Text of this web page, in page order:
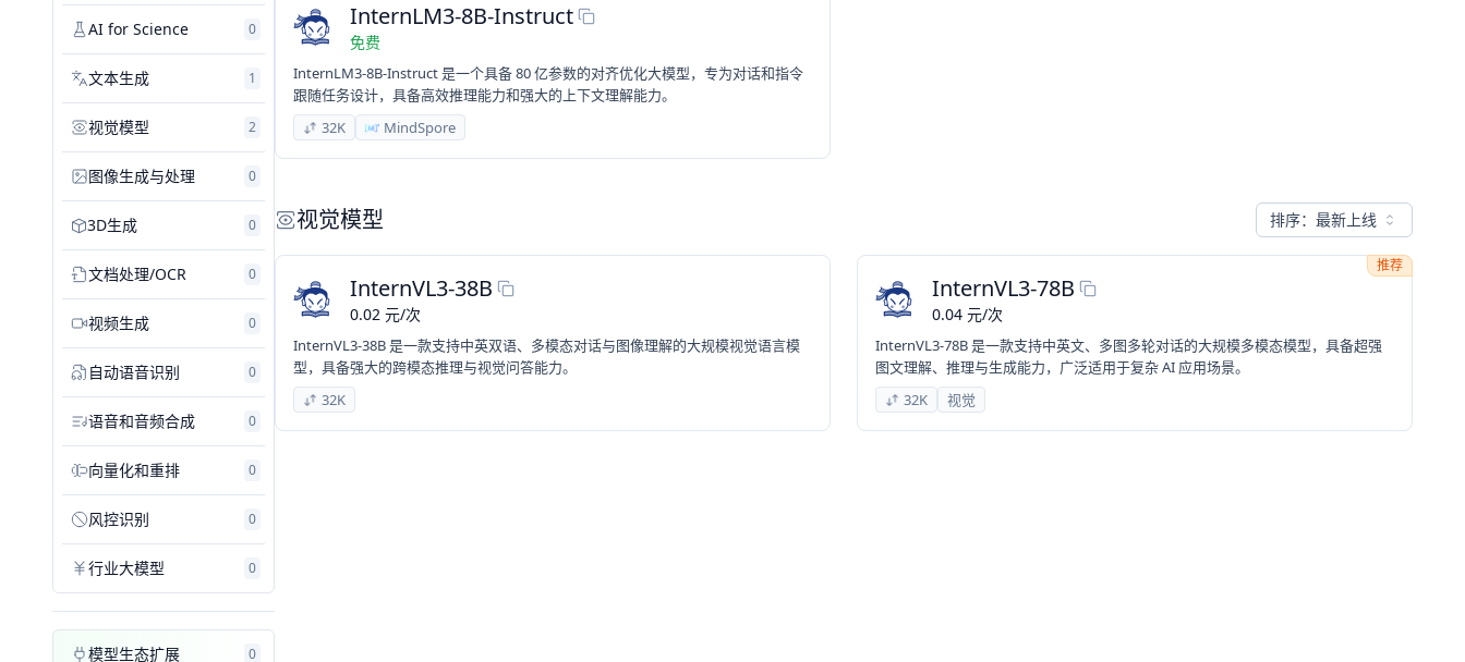
AI for Science 0
文本生成 1
视觉模型 2
图像生成与处理 0
3D生成 0
文档处理/OCR 0
视频生成 0
自动语音识别 0
语音和音频合成 0
向量化和重排 0
风控识别 0
行业大模型 0
模型生态扩展 0
InternLM3-8B-Instruct
免费
InternLM3-8B-Instruct 是一个具备 80 亿参数的对齐优化大模型，专为对话和指令
跟随任务设计，具备高效推理能力和强大的上下文理解能力。
32K
MindSpore
视觉模型 排序： 最新上线
InternVL3-38B
0.02 元/次
InternVL3-38B 是一款支持中英双语、多模态对话与图像理解的大规模视觉语言模
型，具备强大的跨模态推理与视觉问答能力。
32K
推荐
InternVL3-78B
0.04 元/次
InternVL3-78B 是一款支持中英文、多图多轮对话的大规模多模态模型，具备超强
图文理解、推理与生成能力，广泛适用于复杂 AI 应用场景。
32K
视觉